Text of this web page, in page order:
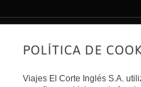
Sobre nosotros
Quiénes somos
POLÍTICA DE
Viajes El Corte Inglés S.A.